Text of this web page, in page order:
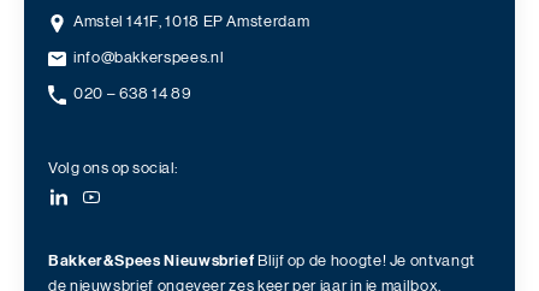
Amstel 141F, 1018 EP Amsterdam
info@bakkerspees.nl
020 – 638 14 89
Volg ons op social:
Bakker&Spees Nieuwsbrief Blijf op de hoogte! Je ontvangt
de nieuwsbrief ongeveer zes keer per jaar in je mailbox.